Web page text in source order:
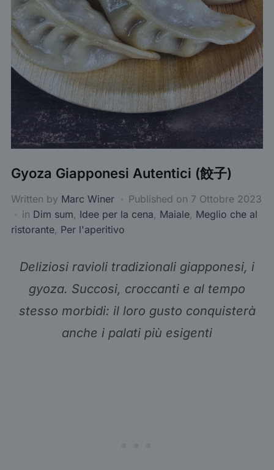
Gyoza Giapponesi Autentici (餃子)
Written by Marc Winer Published on 7 Ottobre 2023
in Dim sum, Idee per la cena, Maiale, Meglio che al
ristorante, Per l'aperitivo
Deliziosi ravioli tradizionali giapponesi, i
gyoza. Succosi, croccanti e al tempo
stesso morbidi: il loro gusto conquisterà
anche i palati più esigenti